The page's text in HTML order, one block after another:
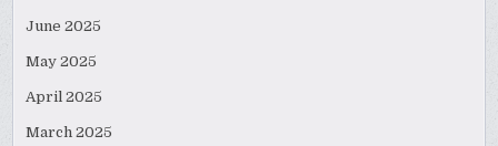
June 2025
May 2025
April 2025
March 2025